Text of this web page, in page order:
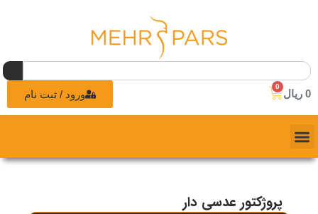
0 ریال
0
ورود / ثبت نام
پروژکتور عدسی دار